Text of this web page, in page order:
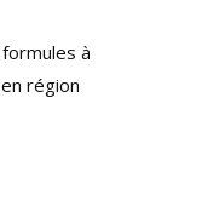
à
région